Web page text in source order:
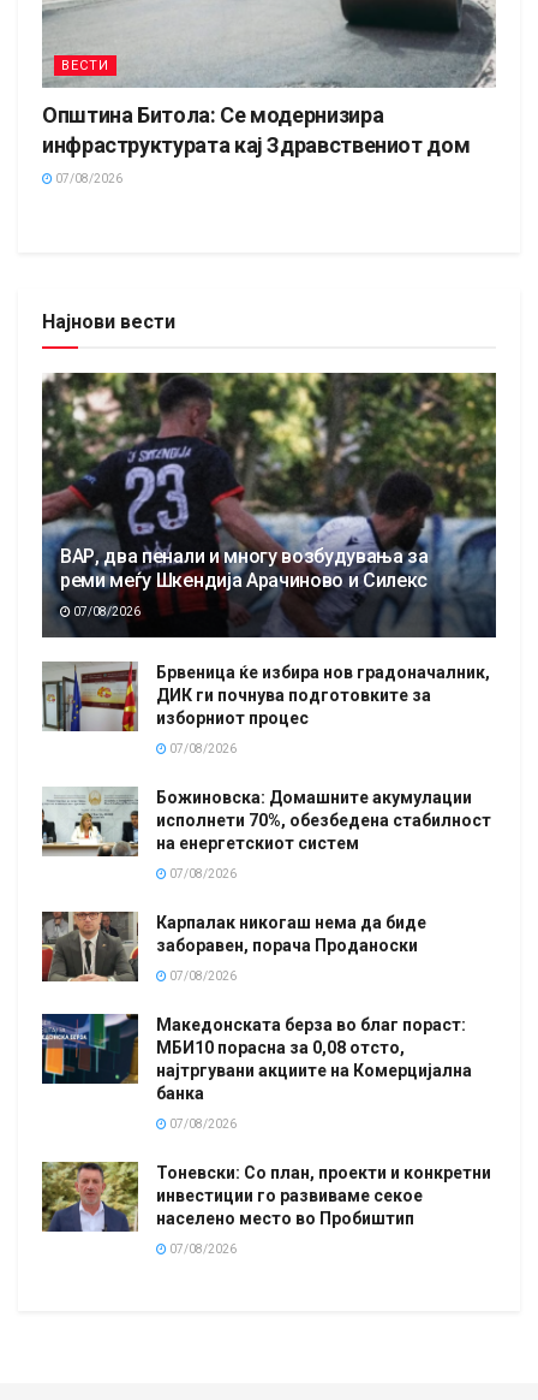
ВЕСТИ
Општина Битола: Се модернизира
инфраструктурата кај Здравствениот дом
07/08/2026
Најнови вести
ВАР, два пенали и многу возбудувања за
реми меѓу Шкендија Арачиново и Силекс
07/08/2026
Брвеница ќе избира нов градоначалник,
ДИК ги почнува подготовките за
изборниот процес
07/08/2026
Божиновска: Домашните акумулации
исполнети 70%, обезбедена стабилност
на енергетскиот систем
07/08/2026
Карпалак никогаш нема да биде
заборавен, порача Проданоски
07/08/2026
Македонската берза во благ пораст:
МБИ10 порасна за 0,08 отсто,
најтргувани акциите на Комерцијална
банка
07/08/2026
Тоневски: Со план, проекти и конкретни
инвестиции го развиваме секое
населено место во Пробиштип
07/08/2026